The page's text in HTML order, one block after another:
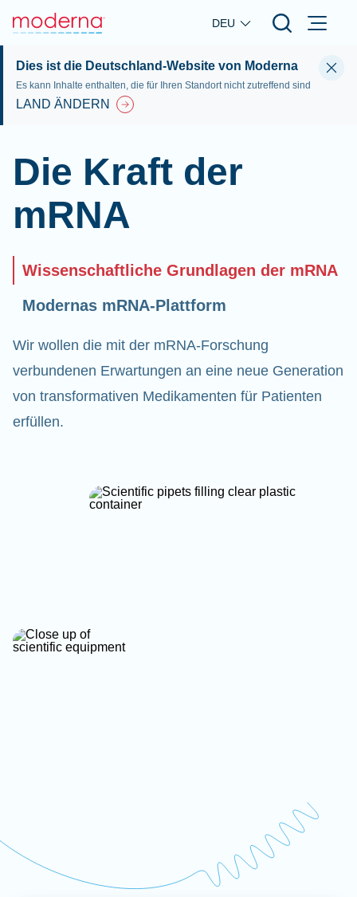
Skip to main content
DEU
Dies ist die Deutschland-Website von Moderna
Es kann Inhalte enthalten, die für Ihren Standort nicht zutreffend sind
LAND ÄNDERN
Die Kraft der
mRNA
Wissenschaftliche Grundlagen der mRNA
Modernas mRNA-Plattform
Wir wollen die mit der mRNA-Forschung
verbundenen Erwartungen an eine neue Generation
von transformativen Medikamenten für Patienten
erfüllen.